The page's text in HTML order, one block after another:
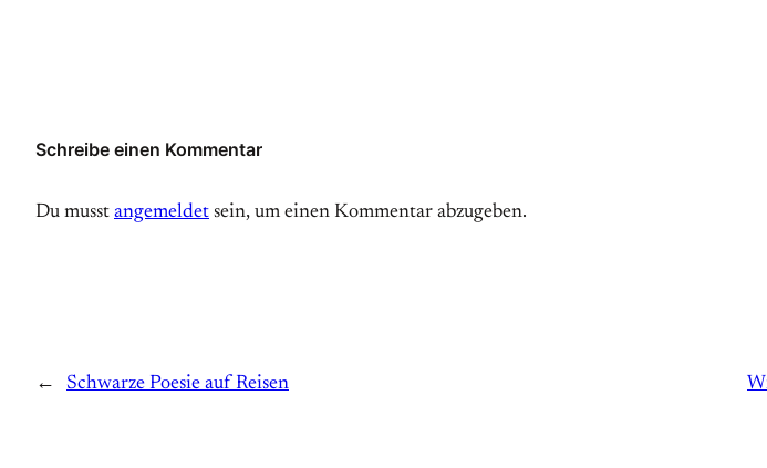
Schreibe einen Kommentar
Du musst angemeldet sein, um einen Kommentar abzugeben.
← Schwarze Poesie auf Reisen